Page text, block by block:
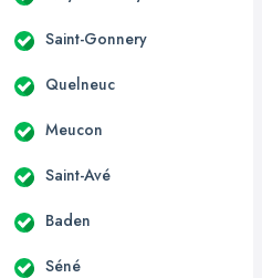
Saint-Gonnery
Quelneuc
Meucon
Saint-Avé
Baden
Séné